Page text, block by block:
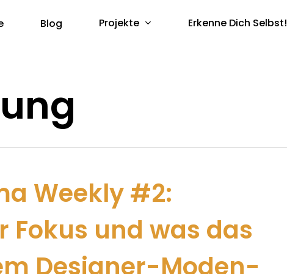
Blog Projekte Erkenne Dich Selbst!
Weekly #2:
Fokus und was das
Designer-Moden-